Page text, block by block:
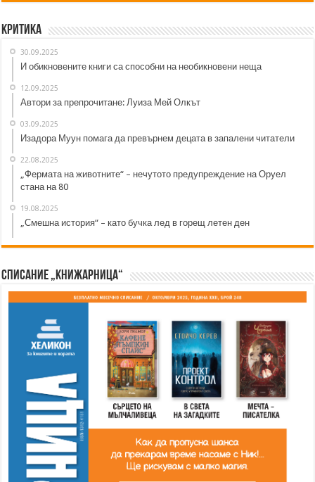
Критика
30.09.2025
И обикновените книги са способни на необикновени неща
12.09.2025
Автори за препрочитане: Луиза Мей Олкът
03.09.2025
Изадора Муун помага да превърнем децата в запалени читатели
22.08.2025
„Фермата на животните“ – нечутото предупреждение на Оруел
стана на 80
19.08.2025
„Смешна история“ – като бучка лед в горещ летен ден
Списание „Книжарница“